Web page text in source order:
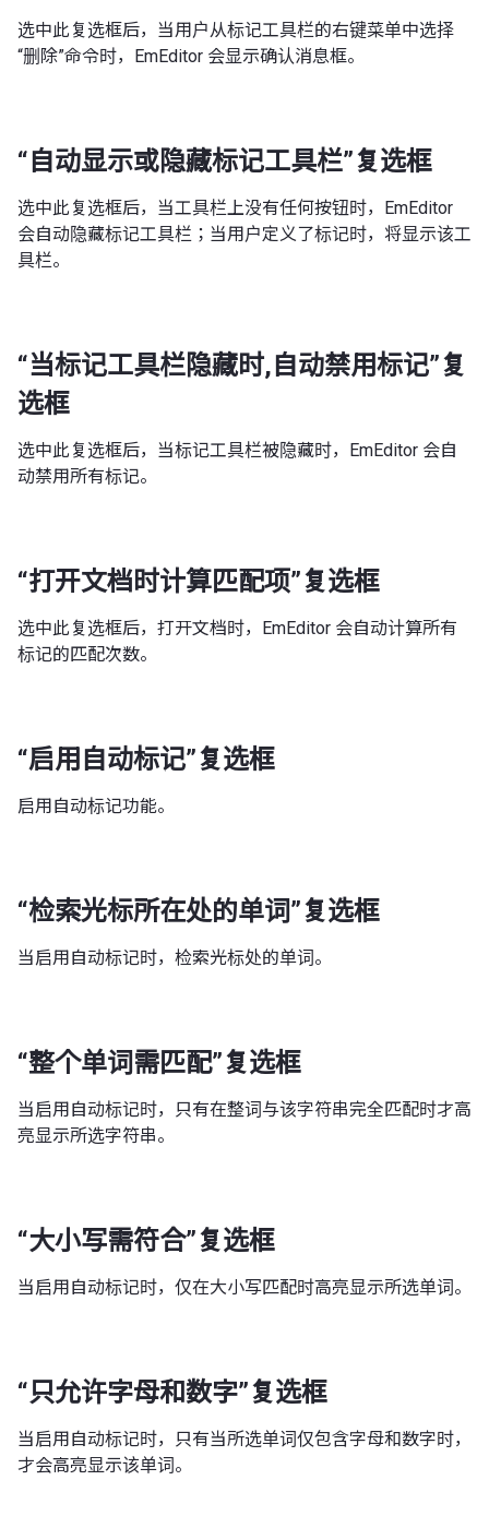
选中此复选框后，当用户从标记工具栏的右键菜单中选择
“删除”命令时，EmEditor 会显示确认消息框。
“自动显示或隐藏标记工具栏”复选框
选中此复选框后，当工具栏上没有任何按钮时，EmEditor
会自动隐藏标记工具栏；当用户定义了标记时，将显示该工
具栏。
“当标记工具栏隐藏时,自动禁用标记”复
选框
选中此复选框后，当标记工具栏被隐藏时，EmEditor 会自
动禁用所有标记。
“打开文档时计算匹配项”复选框
选中此复选框后，打开文档时，EmEditor 会自动计算所有
标记的匹配次数。
“启用自动标记”复选框
启用自动标记功能。
“检索光标所在处的单词”复选框
当启用自动标记时，检索光标处的单词。
“整个单词需匹配”复选框
当启用自动标记时，只有在整词与该字符串完全匹配时才高
亮显示所选字符串。
“大小写需符合”复选框
当启用自动标记时，仅在大小写匹配时高亮显示所选单词。
“只允许字母和数字”复选框
当启用自动标记时，只有当所选单词仅包含字母和数字时，
才会高亮显示该单词。